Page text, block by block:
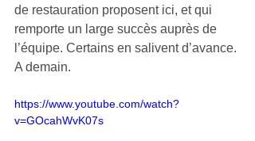
de restauration proposent ici, et qui
remporte un large succès auprès de
l’équipe. Certains en salivent d’avance.
A demain.
https://www.youtube.com/watch?
v=GOcahWvK07s